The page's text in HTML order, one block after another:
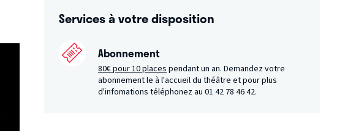
Services à votre disposition
Abonnement
80€ pour 10 placespendant un an. Demandez votre
abonnement le à l'accueil du théâtre et pour plus
d'infomations téléphonez au 01 42 78 46 42.